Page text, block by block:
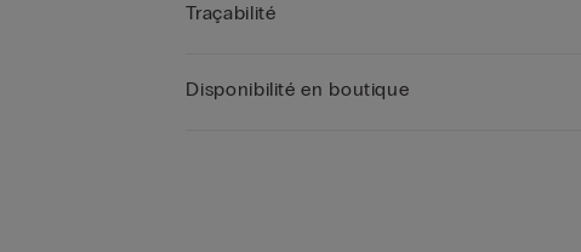
Traçabilité
Disponibilité en boutique